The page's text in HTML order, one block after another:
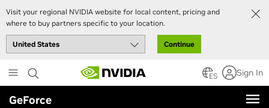
Visit your regional NVIDIA website for local content, pricing and
where to buy partners specific to your location.
Continue
to
main
content
ES Sign In
GeForce